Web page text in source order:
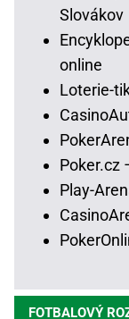
Slovákov
online
Loterie-
Poker.cz
Play-
FOTBALOVÝ